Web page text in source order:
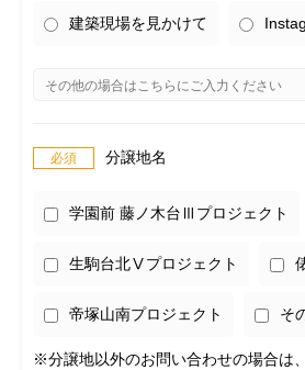
建築現場を見かけて
分譲地名
学園前 藤ノ木台Ⅲプロジェクト
生駒台北Ⅴプロジェクト
帝塚山南プロジェクト そ
※分譲地以外のお問い合わせの場合は